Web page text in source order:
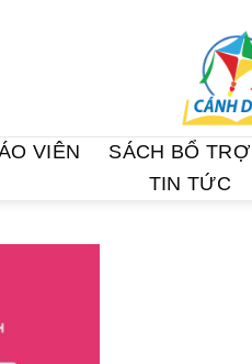
VIÊN SÁCH BỔ TRỢ
TIN TỨC